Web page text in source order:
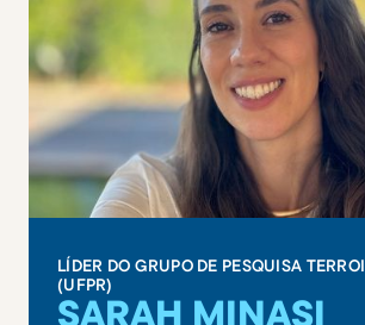
LÍDER DO GRUPO DE PESQUISA
(UFPR)
SARAH MINASI